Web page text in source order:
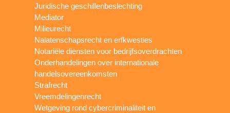
Juridische geschillenbeslechting
Mediator
Milieurecht
Nalatenschapsrecht en erfkwesties
Notariële diensten voor bedrijfsoverdrachten
Onderhandelingen over internationale
handelsovereenkomsten
Strafrecht
Vreemdelingenrecht
Wetgeving rond cybercriminaliteit en